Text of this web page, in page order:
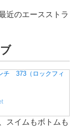
近のエースストラ
373（ロックフィ
スイムもボトムも